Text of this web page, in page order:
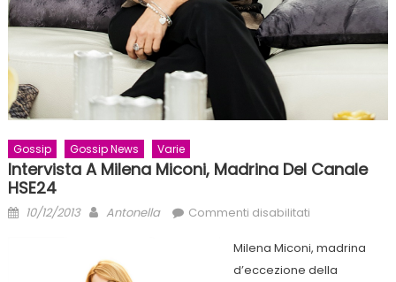
Gossip Gossip News Varie
Intervista A Milena Miconi, Madrina Del Canale
HSE24
Posted
10/12/2013 Author
Antonella Commenti disabilitatisu
a
Milena
Milena Miconi, madrina
d’eccezione della